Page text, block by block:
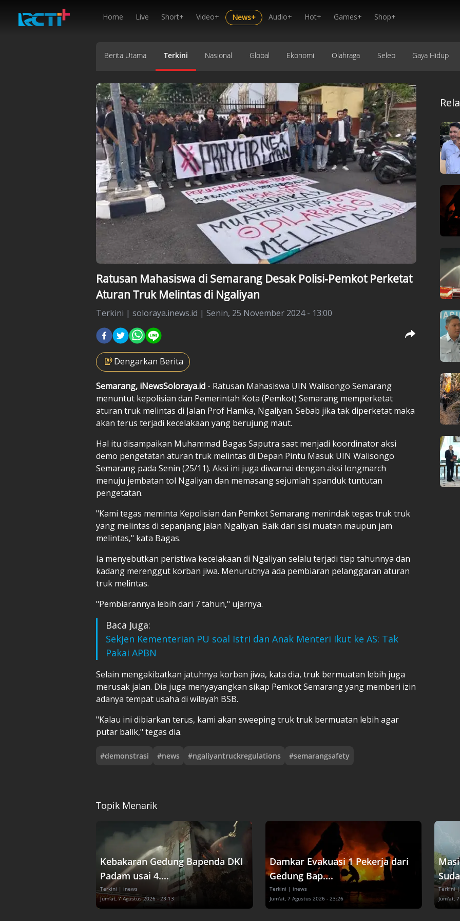
Home Live Short+ Video+ News+ Audio+ Hot+ Games+ Shop+
Berita Utama Terkini Nasional Global Ekonomi Olahraga Seleb Gaya Hidup
Ratusan Mahasiswa di Semarang Desak Polisi-Pemkot Perketat
Aturan Truk Melintas di Ngaliyan
Terkini | soloraya.inews.id | Senin, 25 November 2024 - 13:00
Dengarkan Berita
Semarang, iNewsSoloraya.id - Ratusan Mahasiswa UIN Walisongo Semarang
menuntut kepolisian dan Pemerintah Kota (Pemkot) Semarang memperketat
aturan truk melintas di Jalan Prof Hamka, Ngaliyan. Sebab jika tak diperketat maka
akan terus terjadi kecelakaan yang berujung maut.
Hal itu disampaikan Muhammad Bagas Saputra saat menjadi koordinator aksi
demo pengetatan aturan truk melintas di Depan Pintu Masuk UIN Walisongo
Semarang pada Senin (25/11). Aksi ini juga diwarnai dengan aksi longmarch
menuju jembatan tol Ngaliyan dan memasang sejumlah spanduk tuntutan
pengetatan.
"Kami tegas meminta Kepolisian dan Pemkot Semarang menindak tegas truk truk
yang melintas di sepanjang jalan Ngaliyan. Baik dari sisi muatan maupun jam
melintas," kata Bagas.
Ia menyebutkan peristiwa kecelakaan di Ngaliyan selalu terjadi tiap tahunnya dan
kadang merenggut korban jiwa. Menurutnya ada pembiaran pelanggaran aturan
truk melintas.
"Pembiarannya lebih dari 7 tahun," ujarnya.
Baca Juga:
Sekjen Kementerian PU soal Istri dan Anak Menteri Ikut ke AS: Tak
Pakai APBN
Selain mengakibatkan jatuhnya korban jiwa, kata dia, truk bermuatan lebih juga
merusak jalan. Dia juga menyayangkan sikap Pemkot Semarang yang memberi izin
adanya tempat usaha di wilayah BSB.
"Kalau ini dibiarkan terus, kami akan sweeping truk truk bermuatan lebih agar
putar balik," tegas dia.
#demonstrasi #news #ngaliyantruckregulations #semarangsafety
Topik Menarik
Kebakaran Gedung Bapenda DKI
Padam usai 4....
Terkini | inews
Jum'at, 7 Agustus 2026 - 23:13
Damkar Evakuasi 1 Pekerja dari
Gedung Bap....
Terkini | inews
Jum'at, 7 Agustus 2026 - 23:26
Terkini
Jum'at,